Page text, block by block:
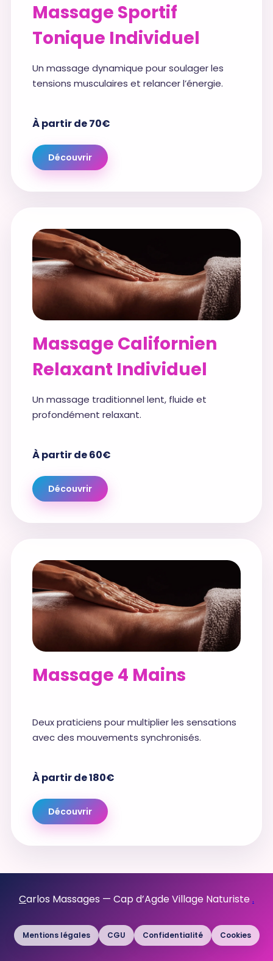
Massage Sportif
Tonique Individuel
Un massage dynamique pour soulager les
tensions musculaires et relancer l’énergie.
À partir de 70€
Découvrir
Massage Californien
Relaxant Individuel
Un massage traditionnel lent, fluide et
profondément relaxant.
À partir de 60€
Découvrir
Massage 4 Mains
Deux praticiens pour multiplier les sensations
avec des mouvements synchronisés.
À partir de 180€
Découvrir
Carlos Massages — Cap d’Agde Village Naturiste.
Mentions légales CGU Confidentialité Cookies